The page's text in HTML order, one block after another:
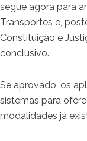
segue agora para
Transportes e,
Constituição e
conclusivo.
Se aprovado, os
sistemas para
modalidades já